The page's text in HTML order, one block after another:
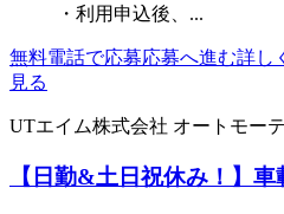
・利用申込後、...
無料電話で応募応募へ進む詳し
見る
UTエイム株式会社 オートモー
【日勤&土日祝休み！】